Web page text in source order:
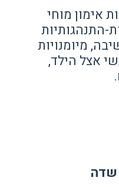
אימון מוחי
התנהגותיות
מיומנויות
אצל הילד,
שדה